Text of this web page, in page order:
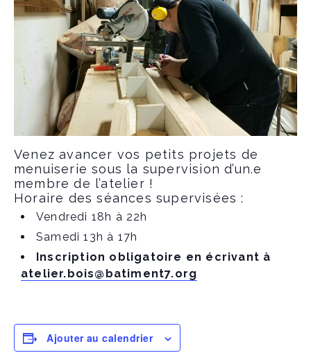
Venez avancer vos petits projets de
menuiserie sous la supervision d’un.e
membre de l’atelier !
Horaire des séances supervisées :
Vendredi 18h à 22h
Samedi 13h à 17h
Inscription obligatoire en écrivant à
atelier.bois@batiment7.org
Ajouter au calendrier